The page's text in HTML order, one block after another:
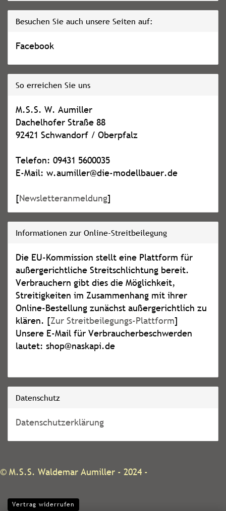
Besuchen Sie auch unsere Seiten auf:
Facebook
So erreichen Sie uns
M.S.S. W. Aumiller
Dachelhofer Straße 88
92421 Schwandorf / Oberpfalz
Telefon: 09431 5600035
E-Mail: w.aumiller@die-modellbauer.de
[Newsletteranmeldung]
Informationen zur Online-Streitbeilegung
Die EU-Kommission stellt eine Plattform für
außergerichtliche Streitschlichtung bereit.
Verbrauchern gibt dies die Möglichkeit,
Streitigkeiten im Zusammenhang mit ihrer
Online-Bestellung zunächst außergerichtlich zu
klären. [Zur Streitbeilegungs-Plattform]
Unsere E-Mail für Verbraucherbeschwerden
lautet: shop@naskapi.de
Datenschutz
Datenschutzerklärung
© M.S.S. Waldemar Aumiller - 2024 -
Vertrag widerrufen